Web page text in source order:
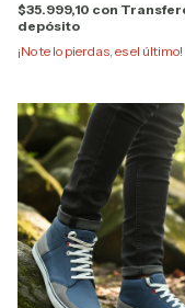
$35.999,10 con
depósito
¡No te lo pierdas, es el último!